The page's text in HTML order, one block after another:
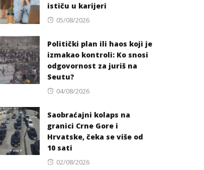
ističu u karijeri
Posted
05/08/2026
Politički plan ili haos koji je
izmakao kontroli: Ko snosi
odgovornost za juriš na
Seutu?
Posted
04/08/2026
Saobraćajni kolaps na
granici Crne Gore i
Hrvatske, čeka se više od
10 sati
Posted
02/08/2026